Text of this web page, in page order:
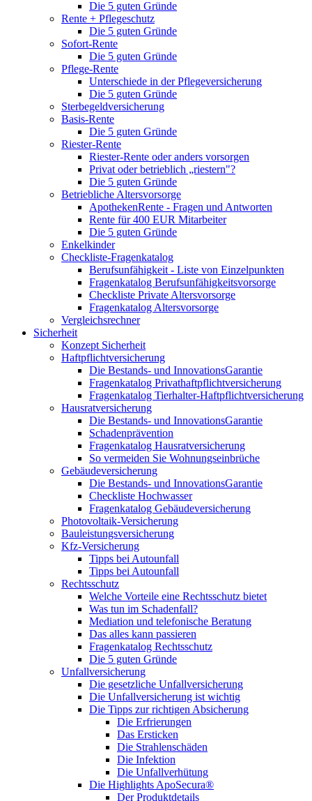
Die 5 guten Gründe
Rente + Pflegeschutz
Die 5 guten Gründe
Sofort-Rente
Die 5 guten Gründe
Pflege-Rente
Unterschiede in der Pflegeversicherung
Die 5 guten Gründe
Sterbegeldversicherung
Basis-Rente
Die 5 guten Gründe
Riester-Rente
Riester-Rente oder anders vorsorgen
Privat oder betrieblich „riestern"?
Die 5 guten Gründe
Betriebliche Altersvorsorge
ApothekenRente - Fragen und Antworten
Rente für 400 EUR Mitarbeiter
Die 5 guten Gründe
Enkelkinder
Checkliste-Fragenkatalog
Berufsunfähigkeit - Liste von Einzelpunkten
Fragenkatalog Berufsunfähigkeitsvorsorge
Checkliste Private Altersvorsorge
Fragenkatalog Altersvorsorge
Vergleichsrechner
Sicherheit
Konzept Sicherheit
Haftpflichtversicherung
Die Bestands- und InnovationsGarantie
Fragenkatalog Privathaftpflichtversicherung
Fragenkatalog Tierhalter-Haftpflichtversicherung
Hausratversicherung
Die Bestands- und InnovationsGarantie
Schadenprävention
Fragenkatalog Hausratversicherung
So vermeiden Sie Wohnungseinbrüche
Gebäudeversicherung
Die Bestands- und InnovationsGarantie
Checkliste Hochwasser
Fragenkatalog Gebäudeversicherung
Photovoltaik-Versicherung
Bauleistungsversicherung
Kfz-Versicherung
Tipps bei Autounfall
Tipps bei Autounfall
Rechtsschutz
Welche Vorteile eine Rechtsschutz bietet
Was tun im Schadenfall?
Mediation und telefonische Beratung
Das alles kann passieren
Fragenkatalog Rechtsschutz
Die 5 guten Gründe
Unfallversicherung
Die gesetzliche Unfallversicherung
Die Unfallversicherung ist wichtig
Die Tipps zur richtigen Absicherung
Die Erfrierungen
Das Ersticken
Die Strahlenschäden
Die Infektion
Die Unfallverhütung
Die Highlights ApoSecura®
Der Produktdetails